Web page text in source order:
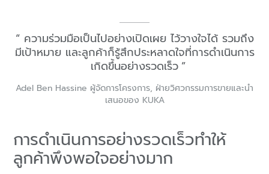
ความร่วมมือเป็นไปอย่างเปิดเผย ไว้วางใจได้ รวมถึง
มีเป้าหมาย และลูกค้าก็รู้สึกประหลาดใจที่การดำเนินการ
เกิดขึ้นอย่างรวดเร็ว
Adel Ben Hassine ผู้จัดการโครงการ, ฝ่ายวิศวกรรมการขายและนำ
เสนอของ KUKA
การดำเนินการอย่างรวดเร็วทำให้
ลูกค้าพึงพอใจอย่างมาก